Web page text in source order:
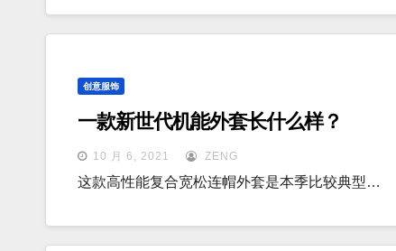
创意服饰
一款新世代机能外套长什么样？
10 月 6, 2021 ZENG
这款高性能复合宽松连帽外套是本季比较典型…